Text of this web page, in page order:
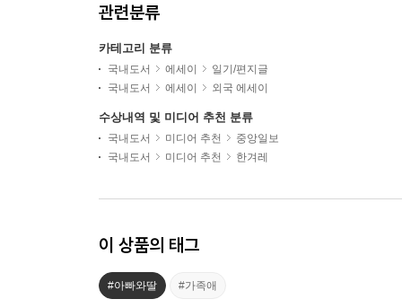
관련분류
카테고리 분류
국내도서 에세이
일기/편지글
국내도서
에세이 외국 에세이
수상내역 및 미디어 추천 분류
국내도서 미디어 추천
중앙일보
국내도서
미디어 추천 한겨레
이 상품의 태그
#아빠와딸 #가족애